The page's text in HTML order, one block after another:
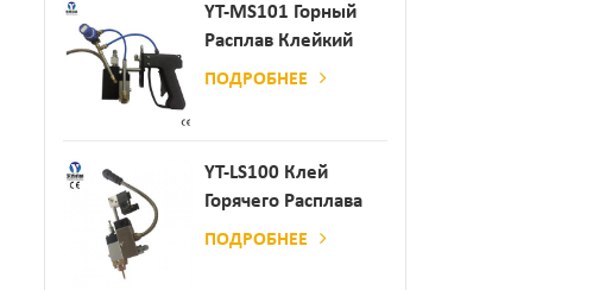
YT-MS101 Горный
Расплав Клейкий
Распылительный
ПОДРОБНЕЕ
YT-LS100 Клей
Горячего Расплава
Клея
ПОДРОБНЕЕ